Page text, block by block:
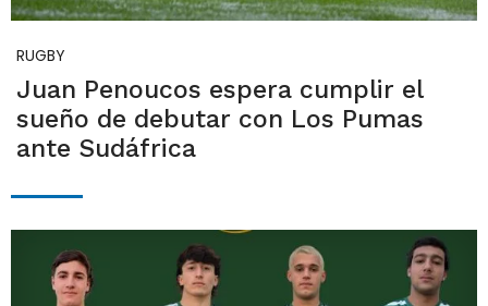
RUGBY
Juan Penoucos espera cumplir el
sueño de debutar con Los Pumas
ante Sudáfrica